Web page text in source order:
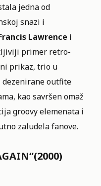
jedna od
snazi i
Lawrence i
primer retro-
prikaz, trio u
outfite
kao savršen omaž
groovy elemenata i
zaludela fanove.